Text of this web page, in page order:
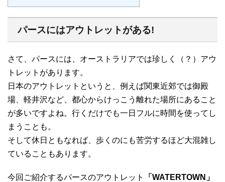
パースにはアウトレットがある!
さて、パースには、オーストラリアでは珍しく（？）アウ
トレットがあります。
日本のアウトレットというと、例えば関東近郊では御殿
場、軽井沢など、都心からけっこう離れた場所にあること
が多いですよね。行くだけでも一日フルに時間を使ってし
まうことも。
そして休日ともなれば、歩くのにも苦労するほど大混雑し
ていることもあります。
今回ご紹介するパースのアウトレット
「WATERTOWN」